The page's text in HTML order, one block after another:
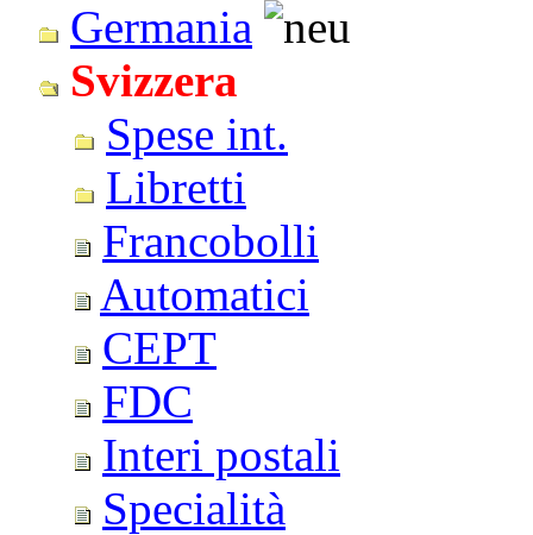
Germania
Svizzera
Spese int.
Libretti
Francobolli
Automatici
CEPT
FDC
Interi postali
Specialità